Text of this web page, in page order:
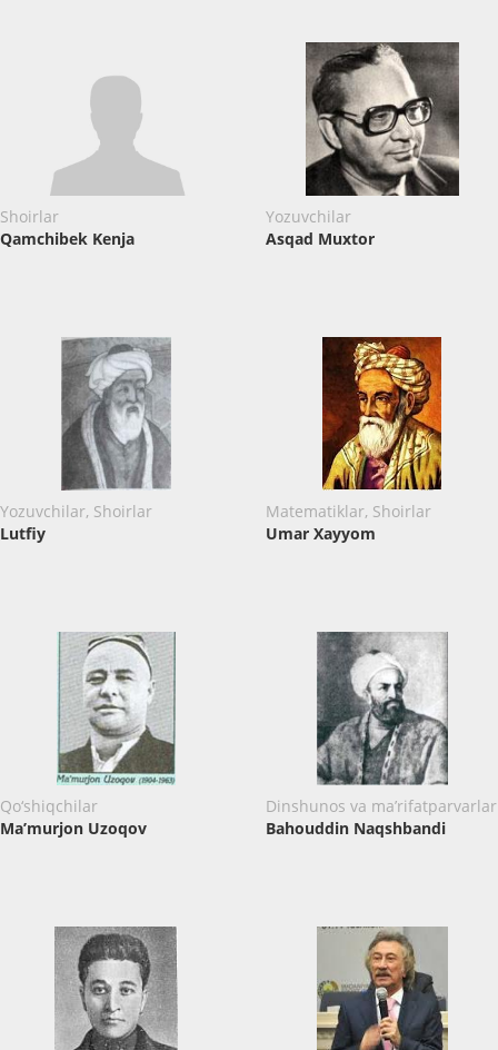
Shoirlar
Qamchibek Kenja
Yozuvchilar
Asqad Muxtor
Yozuvchilar, Shoirlar
Lutfiy
Matematiklar, Shoirlar
Umar Xayyom
Qo‘shiqchilar
Ma’murjon Uzoqov
Dinshunos va ma’rifatparvarlar
Bahouddin Naqshbandi